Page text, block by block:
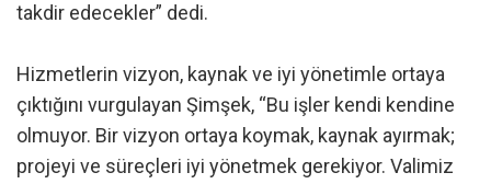
takdir edecekler” dedi.
Hizmetlerin vizyon, kaynak ve iyi yönetimle ortaya
çıktığını vurgulayan Şimşek, “Bu işler kendi kendine
olmuyor. Bir vizyon ortaya koymak, kaynak ayırmak;
projeyi ve süreçleri iyi yönetmek gerekiyor. Valimiz